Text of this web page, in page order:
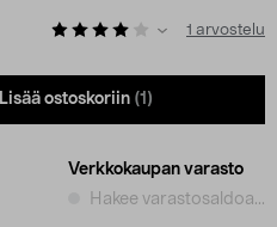
1 arvostelu
Lisää ostoskoriin (1)
Verkkokaupan varasto
Hakee varastosaldoa...